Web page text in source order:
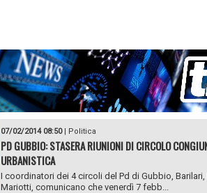
07/02/2014 08:50| Politica
PD GUBBIO: STASERA RIUNIONI DI CIRCOLO
URBANISTICA
I coordinatori dei 4 circoli del Pd di Gubbio,
Mariotti, comunicano che venerdì 7 febb...